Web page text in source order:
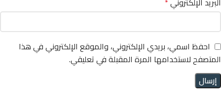
احفظ اسمي، بريدي الإلكتروني، والموقع الإلكتروني في هذا
المتصفح لاستخدامها المرة المقبلة في تعليقي.